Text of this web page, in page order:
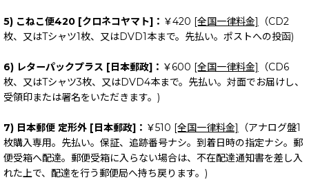
5) こねこ便420 [クロネコヤマト]： ￥420 [全国一律料金]
（CD2
枚、又はTシャツ1枚、又はDVD1本まで。先払い。ポストへの投函)
6) レターパックプラス [日本郵政]： ￥600 [全国一律料金]
（CD6
枚、又はTシャツ3枚、又はDVD4本まで。先払い。対面でお届けし、
受領印または署名をいただきます。)
7) 日本郵便 定形外 [日本郵政]： ￥510 [全国一律料金]
（アナログ盤1
枚購入専用。先払い。保証、追跡番号ナシ。到着日時の指定ナシ。郵
便受箱へ配達。郵便受箱に入らない場合は、不在配達通知書を差し入
れた上で、配達を行う郵便局へ持ち戻ります。)